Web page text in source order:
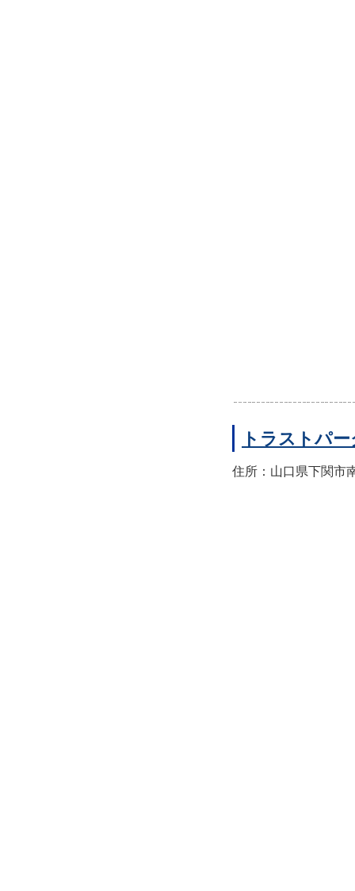
トラストパ
住所：山口県下関市